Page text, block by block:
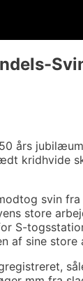
års
kridhvide
svin
store
S-
af sine store